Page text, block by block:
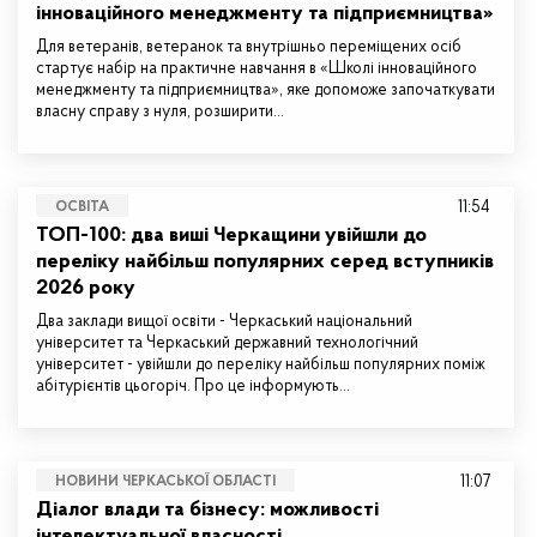
інноваційного менеджменту та підприємництва»
Для ветеранів, ветеранок та внутрішньо переміщених осіб
стартує набір на практичне навчання в «Школі інноваційного
менеджменту та підприємництва», яке допоможе започаткувати
власну справу з нуля, розширити…
ОСВІТА
ТОП-100: два виші Черкащини увійшли до
переліку найбільш популярних серед вступників
2026 року
Два заклади вищої освіти - Черкаський національний
університет та Черкаський державний технологічний
університет - увійшли до переліку найбільш популярних поміж
абітурієнтів цьогоріч. Про це інформують…
11:54
НОВИНИ ЧЕРКАСЬКОЇ ОБЛАСТІ
Діалог влади та бізнесу: можливості
11:07